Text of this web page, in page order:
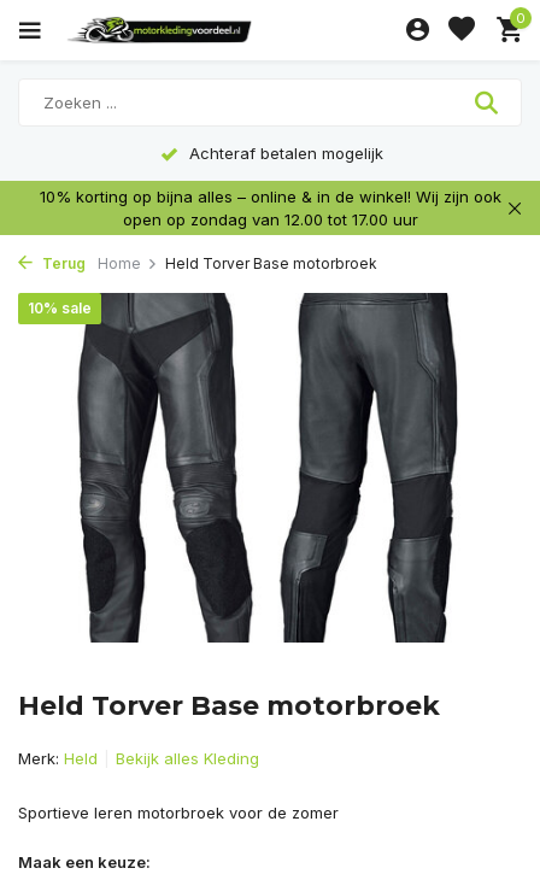
0
Achteraf betalen mogelijk
10% korting op bijna alles – online & in de winkel! Wij zijn ook
open op zondag van 12.00 tot 17.00 uur
Terug Home Held Torver Base motorbroek
Held Torver Base motorbroek
10% sale
Merk: Held Bekijk alles Kleding
Sportieve leren motorbroek voor de zomer
Maak een keuze: